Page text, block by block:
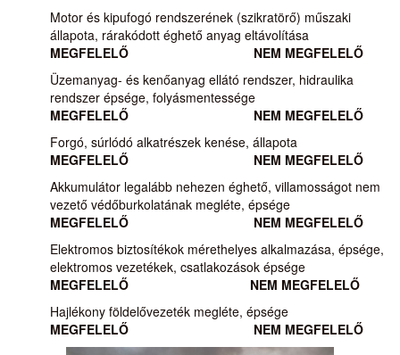
Motor és kipufogó rendszerének (szikratörő) műszaki
állapota, rárakódott éghető anyag eltávolítása
MEGFELELŐ
NEM MEGFELELŐ
Üzemanyag- és kenőanyag ellátó rendszer, hidraulika
rendszer épsége, folyásmentessége
MEGFELELŐ
NEM MEGFELELŐ
Forgó, súrlódó alkatrészek kenése, állapota
MEGFELELŐ
NEM MEGFELELŐ
Akkumulátor legalább nehezen éghető, villamosságot nem
vezető védőburkolatának megléte, épsége
MEGFELELŐ
NEM MEGFELELŐ
Elektromos biztosítékok mérethelyes alkalmazása, épsége,
elektromos vezetékek, csatlakozások épsége
MEGFELELŐ
NEM MEGFELELŐ
Hajlékony földelővezeték megléte, épsége
MEGFELELŐ
NEM MEGFELELŐ